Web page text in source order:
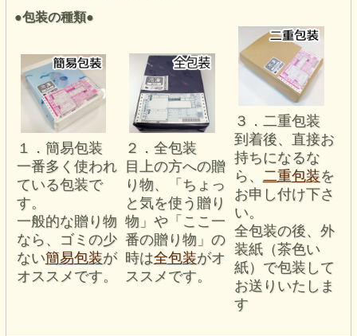
●包装の種類●
１．簡易包装
一番多く使われ
ている包装で
す。
一般的な贈り物
なら、ゴミの少
ない簡易包装が
オススメです。
２．全包装
目上の方への贈
り物、「ちょっ
と気を使う贈り
物」や「ここ一
番の贈り物」の
時は全包装がオ
ススメです。
３．二重包装
到着後、直接お
持ちになるな
ら、 二重包装を
お申し付け下さ
い。
全包装の後、外
装紙（茶色い
紙）で包装して
お送りいたしま
す